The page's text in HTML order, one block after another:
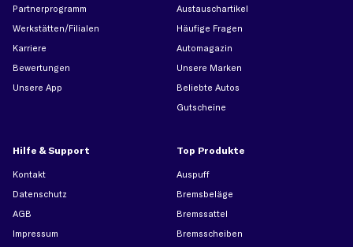
Partnerprogramm
Werkstätten/Filialen
Karriere
Bewertungen
Unsere App
Austauschartikel
Häufige Fragen
Automagazin
Unsere Marken
Beliebte Autos
Gutscheine
Hilfe & Support
Kontakt
Datenschutz
AGB
Impressum
Top Produkte
Auspuff
Bremsbeläge
Bremssattel
Bremsscheiben